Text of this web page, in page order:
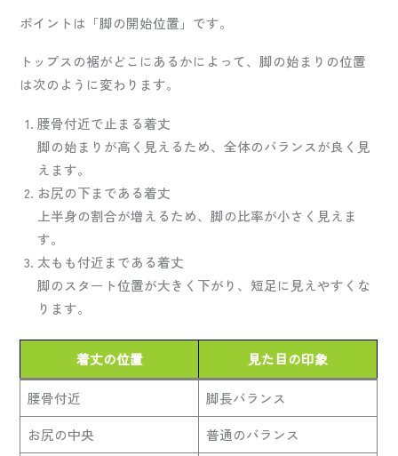
ポイントは「脚の開始位置」です。
トップスの裾がどこにあるかによって、脚の始まりの位置
は次のように変わります。
腰骨付近で止まる着丈
脚の始まりが高く見えるため、全体のバランスが良く見
えます。
お尻の下まである着丈
上半身の割合が増えるため、脚の比率が小さく見えま
す。
太もも付近まである着丈
脚のスタート位置が大きく下がり、短足に見えやすくな
ります。
着丈の位置 見た目の印象
腰骨付近
脚長バランス
お尻の中央
普通のバランス